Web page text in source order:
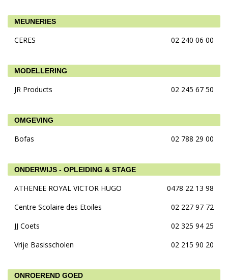
MEUNERIES
CERES 02 240 06 00
MODELLERING
JR Products 02 245 67 50
OMGEVING
Bofas 02 788 29 00
ONDERWIJS - OPLEIDING & STAGE
ATHENEE ROYAL VICTOR HUGO
0478 22 13 98
Centre Scolaire des Etoiles
02 227 97 72
JJ Coets
02 325 94 25
Vrije Basisscholen
02 215 90 20
ONROEREND GOED